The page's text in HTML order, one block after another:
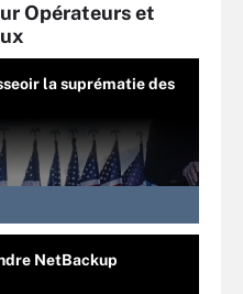
Opérateurs et
la suprématie des
NetBackup